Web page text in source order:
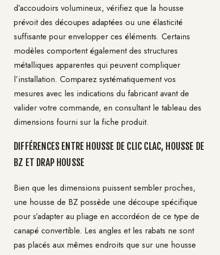
d’accoudoirs volumineux, vérifiez que la housse
prévoit des découpes adaptées ou une élasticité
suffisante pour envelopper ces éléments. Certains
modèles comportent également des structures
métalliques apparentes qui peuvent compliquer
l’installation. Comparez systématiquement vos
mesures avec les indications du fabricant avant de
valider votre commande, en consultant le tableau des
dimensions fourni sur la fiche produit.
DIFFÉRENCES ENTRE HOUSSE DE CLIC CLAC, HOUSSE DE
BZ ET DRAP HOUSSE
Bien que les dimensions puissent sembler proches,
une housse de BZ possède une découpe spécifique
pour s’adapter au pliage en accordéon de ce type de
canapé convertible. Les angles et les rabats ne sont
pas placés aux mêmes endroits que sur une housse